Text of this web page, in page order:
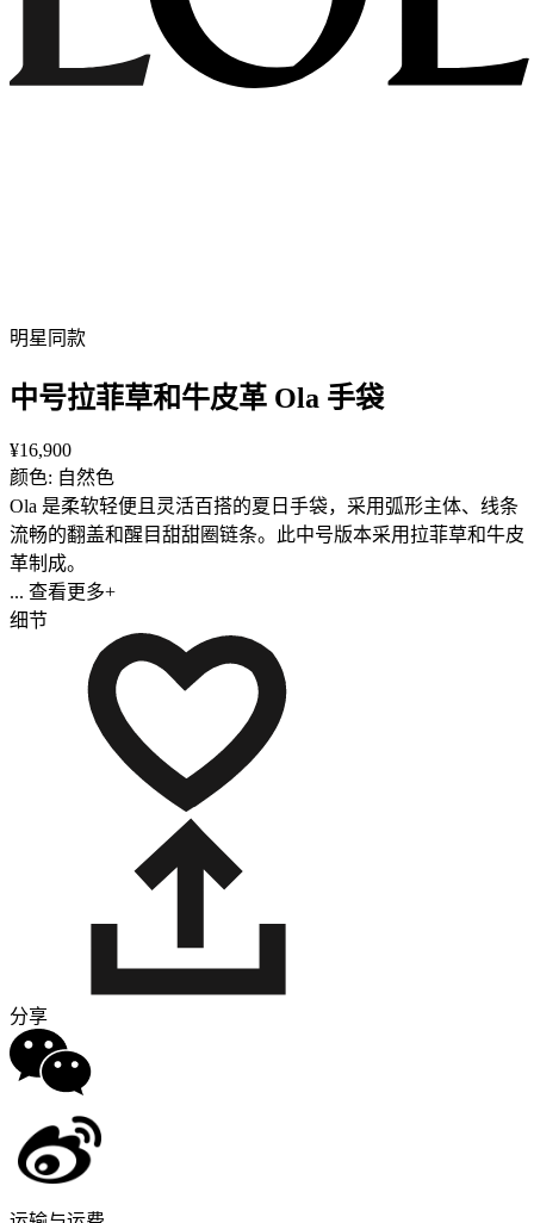
明星同款
中号拉菲草和牛皮革 Ola 手袋
¥16,900
颜色: 自然色
Ola 是柔软轻便且灵活百搭的夏日手袋，采用弧形主体、线条
流畅的翻盖和醒目甜甜圈链条。此中号版本采用拉菲草和牛皮
革制成。
... 查看更多+
细节
分享